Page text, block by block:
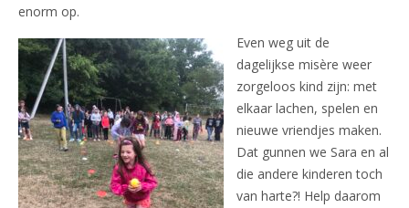
enorm op.
Even weg uit de
dagelijkse misère weer
zorgeloos kind zijn: met
elkaar lachen, spelen en
nieuwe vriendjes maken.
Dat gunnen we Sara en al
die andere kinderen toch
van harte?! Help daarom